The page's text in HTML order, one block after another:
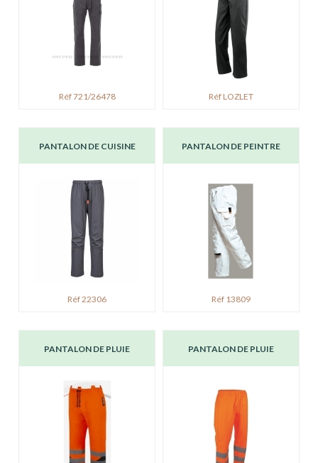
Réf 721/26478 Réf LOZLET
PANTALON DE CUISINE
Réf 22306
PANTALON DE PEINTRE
Réf 13809
PANTALON DE PLUIE PANTALON DE PLUIE